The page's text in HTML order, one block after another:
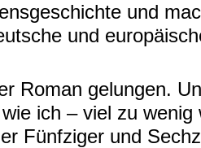
und
und
Roman gelungen.
ich – viel zu wenig
Fünfziger und